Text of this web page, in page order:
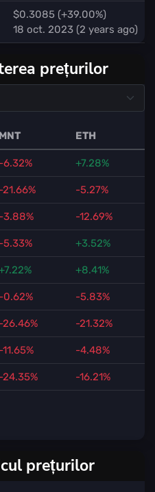
$0.3085 (+39.00%)
18 oct. 2023 (2 years ago)
prețurilor
MNT ETH
-6.32% +7.28%
-21.66% -5.27%
-3.88% -12.69%
-5.33% +3.52%
+8.41%
-0.62% -5.83%
-26.46% -21.32%
-11.65% -4.48%
-24.35% -16.21%
prețurilor